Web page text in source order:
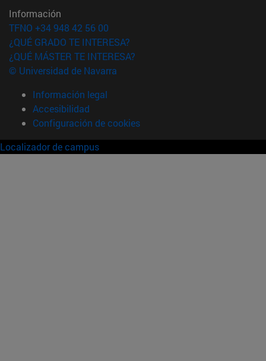
Información
TFNO +34 948 42 56 00
¿QUÉ GRADO TE INTERESA?
¿QUÉ MÁSTER TE INTERESA?
© Universidad de Navarra
Información legal
Accesibilidad
Configuración de cookies
Localizador de campus